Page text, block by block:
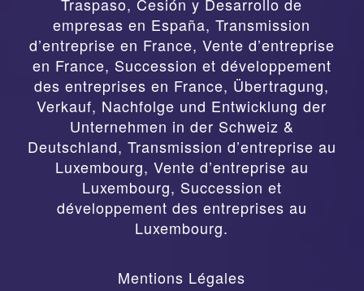
Traspaso, Cesión y Desarrollo de
empresas en España,Transmission
d’entreprise en France, Vente d’entreprise
en France, Succession et développement
des entreprises en France, Übertragung,
Verkauf, Nachfolge und Entwicklung der
Unternehmen in der Schweiz &
Deutschland, Transmission d’entreprise au
Luxembourg, Vente d’entreprise au
Luxembourg, Succession et
développement des entreprises au
Luxembourg.
Mentions Légales